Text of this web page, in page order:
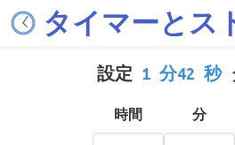
タイマーとス
設定 1 分42 秒
時間 分